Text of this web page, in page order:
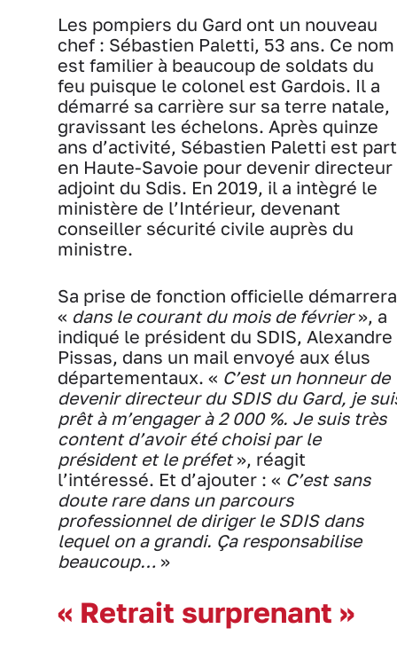
Les pompiers du Gard ont un nouveau
chef : Sébastien Paletti, 53 ans. Ce nom
est familier à beaucoup de soldats du
feu puisque le colonel est Gardois. Il a
démarré sa carrière sur sa terre natale,
gravissant les échelons. Après quinze
ans d’activité, Sébastien Paletti est
en Haute-Savoie pour devenir directeur
adjoint du Sdis. En 2019, il a intègré le
ministère de l’Intérieur, devenant
conseiller sécurité civile auprès du
ministre.
Sa prise de fonction officielle démarrera
« dans le courant du mois de février», a
indiqué le président du SDIS, Alexandre
Pissas, dans un mail envoyé aux élus
départementaux. « C’est un honneur de
devenir directeur du SDIS du Gard, je
prêt à m’engager à 2 000 %. Je suis très
content d’avoir été choisi par le
président et le préfet», réagit
l’intéressé. Et d’ajouter : « C’est sans
doute rare dans un parcours
professionnel de diriger le SDIS dans
lequel on a grandi. Ça responsabilise
beaucoup… »
« Retrait surprenant »